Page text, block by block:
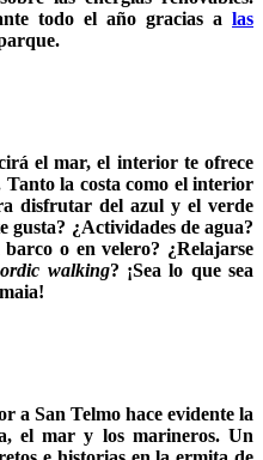
todo el año gracias a las
el mar, el interior te ofrece
la costa como el interior
disfrutar del azul y el verde
gusta? ¿Actividades de agua?
o en velero? ¿Relajarse
walking? ¡Sea lo que sea
a San Telmo hace evidente la
el mar y los marineros. Un